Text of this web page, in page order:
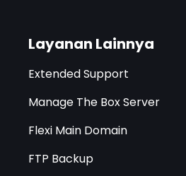
Layanan Lainnya
Extended Support
Manage The Box Server
Flexi Main Domain
FTP Backup